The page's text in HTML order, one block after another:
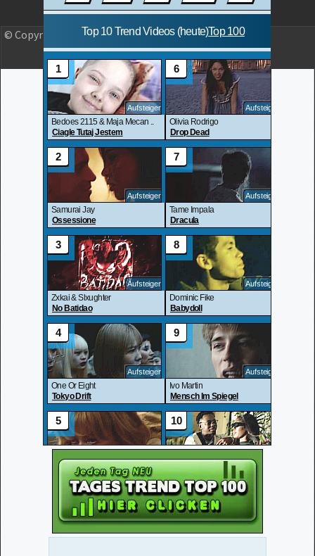
© Copyright 2023 OLJO